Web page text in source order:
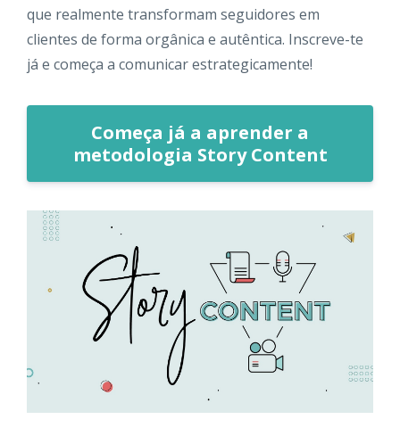
que realmente transformam seguidores em
clientes de forma orgânica e autêntica. Inscreve-te
já e começa a comunicar estrategicamente!
Começa já a aprender a
metodologia Story Content